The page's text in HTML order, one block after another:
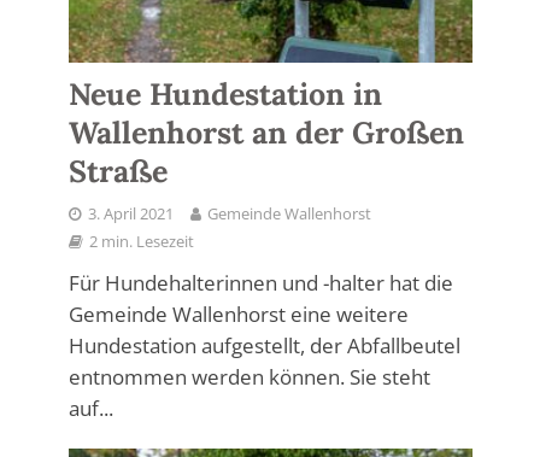
Neue Hundestation in
Wallenhorst an der Großen
Straße
3. April 2021
Gemeinde Wallenhorst
2 min. Lesezeit
Für Hundehalterinnen und -halter hat die
Gemeinde Wallenhorst eine weitere
Hundestation aufgestellt, der Abfallbeutel
entnommen werden können. Sie steht
auf...